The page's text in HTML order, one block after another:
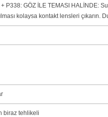
P338: GÖZ İLE TEMASI HALİNDE:
kolaysa kontakt lensleri çıkarın.
biraz tehlikeli